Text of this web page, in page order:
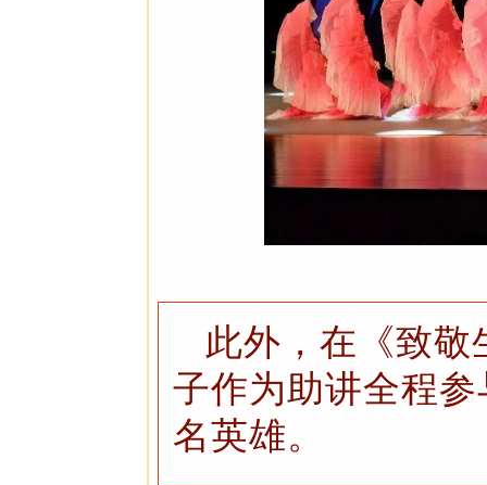
此外，在《致
子作为助讲全程
名英雄。